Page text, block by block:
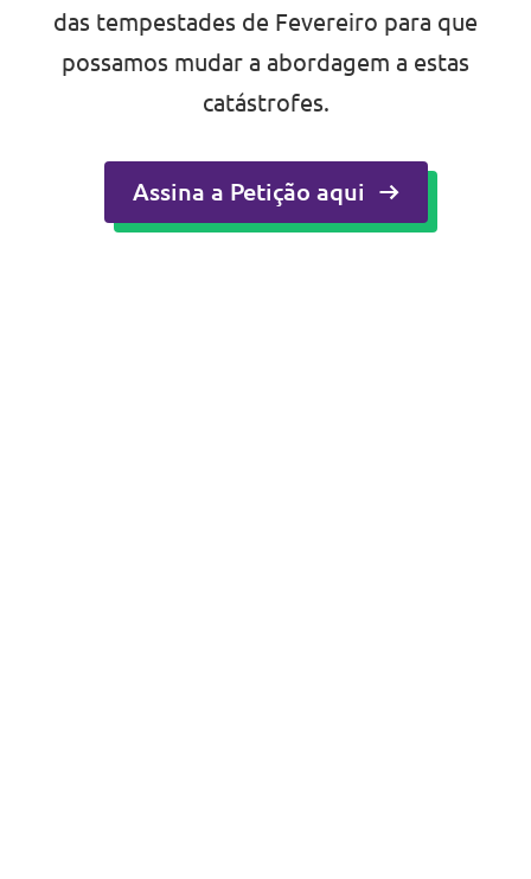
das tempestades de Fevereiro para que
possamos mudar a abordagem a estas
catástrofes.
Assina a Petição aqui